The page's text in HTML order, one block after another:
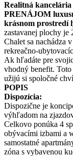
Realitná
PRENÁJOM
krásnom prostredí
zastavanej plochy je
Chalet sa nachádza
rekreačno-
Ak hľadáte pre
vhodný benefit.
užijú si spoločné
POPIS
Dispozícia:
Dispozične je
výhľadom na
Celkovo ponúka 4
obývacími izbami a
samostatné
zóna s vybavenou